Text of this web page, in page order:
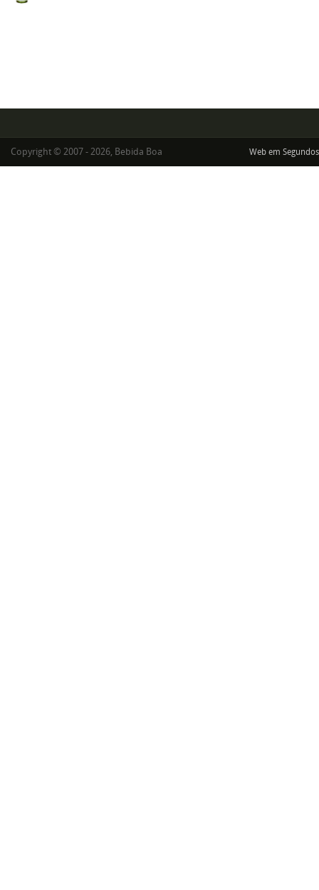
Copyright © 2007 - 2026, Bebida Boa Web em Segundos